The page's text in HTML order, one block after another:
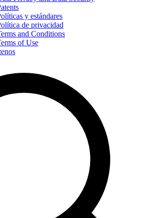
y estándares
de privacidad
and Conditions
of Use